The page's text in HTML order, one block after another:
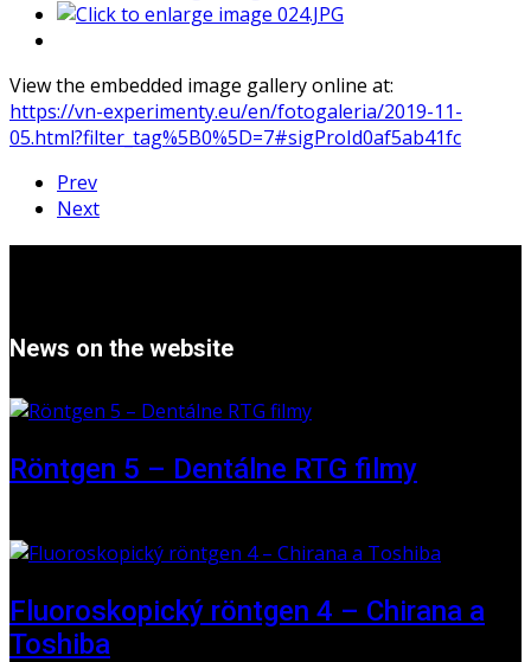
View the embedded image gallery online at:
https://vn-experimenty.eu/en/fotogaleria/2019-11-
05.html?filter_tag%5B0%5D=7#sigProId0af5ab41fc
Prev
Next
News on the website
Röntgen 5 – Dentálne RTG filmy
Fluoroskopický röntgen 4 – Chirana a
Toshiba